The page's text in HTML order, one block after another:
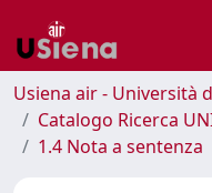
Usiena air - Università
Catalogo Ricerca
1.4 Nota a sentenza